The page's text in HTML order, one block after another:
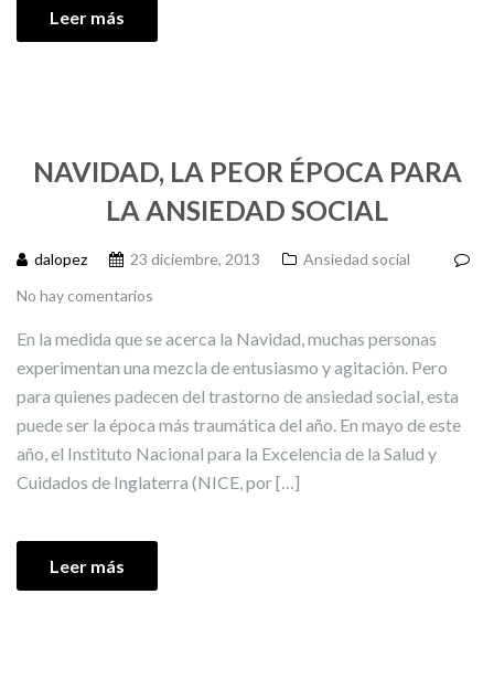
Leer más
NAVIDAD, LA PEOR ÉPOCA PARA
LA ANSIEDAD SOCIAL
dalopez 23 diciembre, 2013
Ansiedad social
No hay comentarios
En la medida que se acerca la Navidad, muchas personas
experimentan una mezcla de entusiasmo y agitación. Pero
para quienes padecen del trastorno de ansiedad social, esta
puede ser la época más traumática del año. En mayo de este
año, el Instituto Nacional para la Excelencia de la Salud y
Cuidados de Inglaterra (NICE, por […]
Leer más